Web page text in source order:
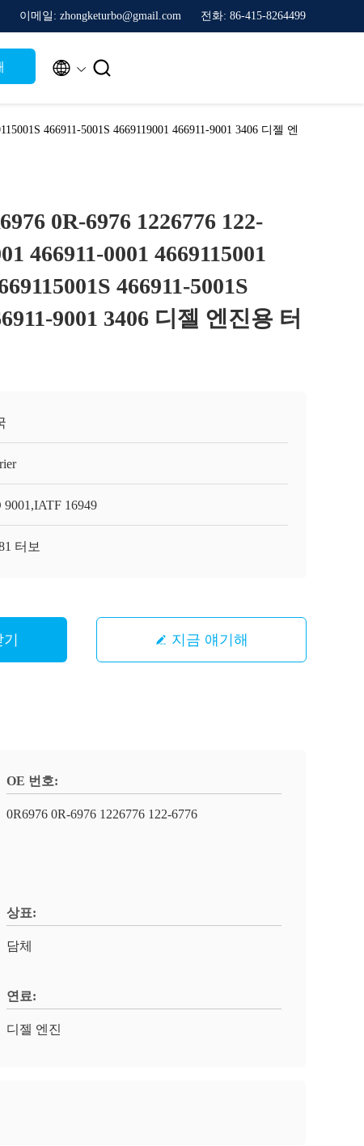
이메일: zhongketurbo@gmail.com 전화: 86-415-8264499
 
466911-5001S 4669119001 466911-9001 3406 디젤 엔
0R-6976 1226776 122-
466911-0001 4669115001
466911-5001S
9001 3406 디젤 엔진용 터
9001,IATF 16949
터보
지금 얘기해
OE 번호:
0R6976 0R-6976 1226776 122-6776
상표:
담체
연료:
디젤 엔진